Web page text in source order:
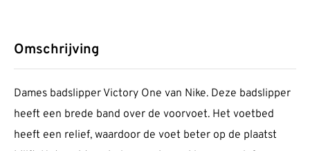
Omschrijving
Dames badslipper Victory One van Nike. Deze badslipper
heeft een brede band over de voorvoet. Het voetbed
heeft een relief, waardoor de voet beter op de plaatst